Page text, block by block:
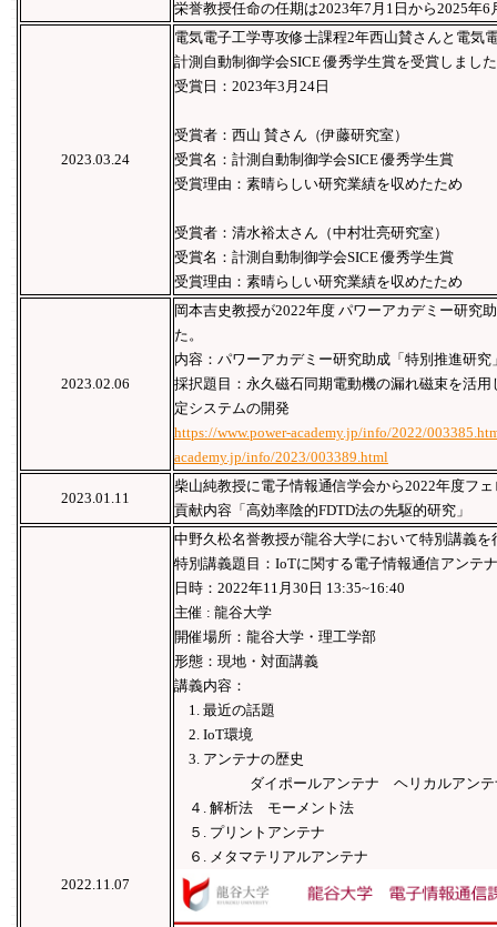
栄誉教授任命の任期は2023年7月1日から2025年6
2023.03.24
電気電子工学専攻修士課程2年西山賛さんと電
計測自動制御学会SICE 優秀学生賞を受賞しまし
受賞日：2023年3月24日
受賞者：西山 賛さん（伊藤研究室）
受賞名：計測自動制御学会SICE 優秀学生賞
受賞理由：素晴らしい研究業績を収めたため
受賞者：清水裕太さん（中村壮亮研究室）
受賞名：計測自動制御学会SICE 優秀学生賞
受賞理由：素晴らしい研究業績を収めたため
2023.02.06
岡本吉史教授が2022年度 パワーアカデミー研究
た。
内容：パワーアカデミー研究助成「特別推進研究
採択題目：永久磁石同期電動機の漏れ磁束を活
定システムの開発
https://www.power-academy.jp/info/2022/
academy.jp/info/2023/003389.html
2023.01.11
柴山純教授に電⼦情報通信学会から2022年度フ
貢献内容「高効率陰的FDTD法の先駆的研究」
2022.11.07
中野久松名誉教授が龍谷大学において特別講義を
特別講義題目：IoTに関する電子情報通信アンテ
日時：2022年11月30日 13:35~16:40
主催 : 龍谷大学
開催場所：龍谷大学・理工学部
形態：現地・対面講義
講義内容：
1. 最近の話題
2. IoT環境
3. アンテナの歴史
ダイポールアンテナ ヘリカルアンテナ
４. 解析法 モーメント法
５. プリントアンテナ
６. メタマテリアルアンテナ